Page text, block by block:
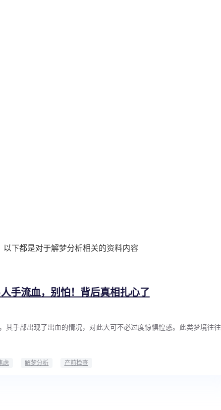
下都是对于解梦分析相关的资料内容
手流血，别怕！背后真相扎心了
其手部出现了出血的情况，对此大可不必过度惊惧惶惑。此类梦境往
虑 解梦分析 产前检查